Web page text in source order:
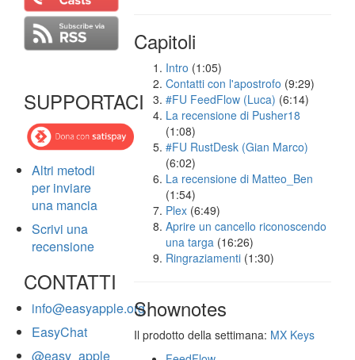
SUPPORTACI
Altri metodi
per inviare
una mancia
Scrivi una
recensione
CONTATTI
info@easyapple.org
EasyChat
@easy_apple
Capitoli
Intro (1:05)
Contatti con l'apostrofo (9:29)
#FU FeedFlow (Luca) (6:14)
La recensione di Pusher18
(1:08)
#FU RustDesk (Gian Marco)
(6:02)
La recensione di Matteo_Ben
(1:54)
Plex (6:49)
Aprire un cancello riconoscendo
una targa (16:26)
Ringraziamenti (1:30)
Shownotes
Il prodotto della settimana: MX Keys